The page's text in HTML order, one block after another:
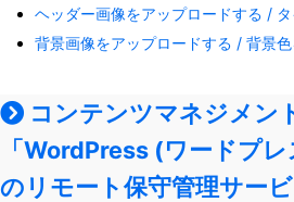
ヘッダー画像をアップロードする /
背景画像をアップロードする / 背景
コンテンツマネジメン
「WordPress (ワードプ
のリモート保守管理サー